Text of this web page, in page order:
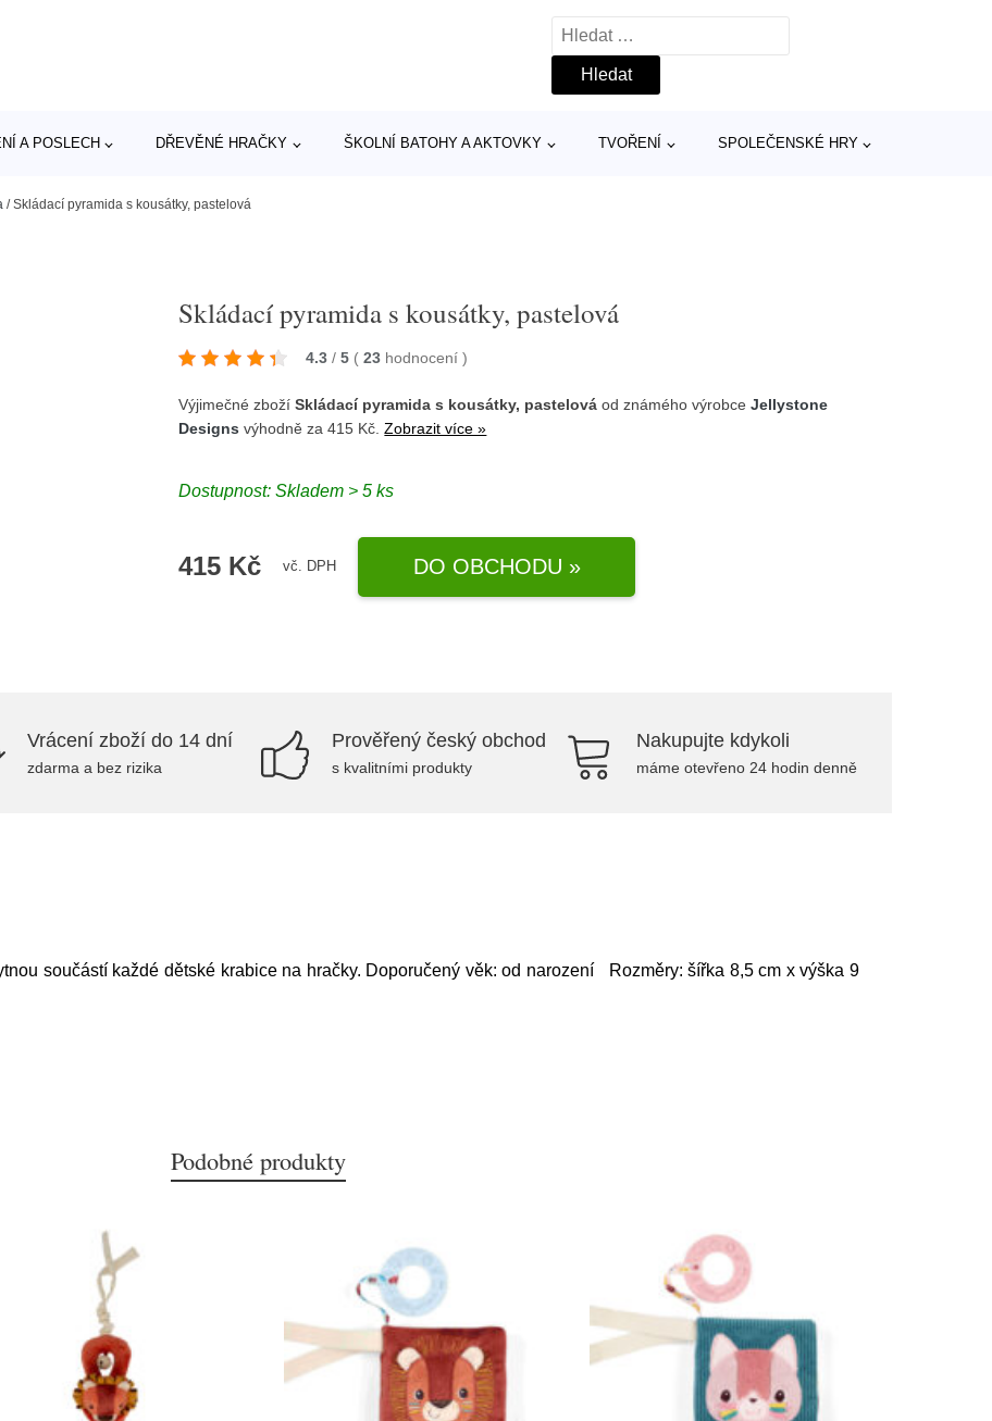
Vyhledávání
A POSLECH DŘEVĚNÉ HRAČKY ŠKOLNÍ BATOHY A AKTOVKY TVOŘENÍ SPOLEČENSKÉ HRY
/Skládací pyramida s kousátky, pastelová
Skládací pyramida s kousátky, pastelová
4.3 / 5 ( 23 hodnocení)
Výjimečné zbožíSkládací pyramida s kousátky, pastelová od známého výrobceJellystone
Designs výhodně za 415 Kč.Zobrazit více »
Dostupnost: Skladem > 5 ks
415 Kč vč. DPH DO OBCHODU »
Vrácení zboží do 14 dní
zdarma a bez rizika
Prověřený český obchod
s kvalitními produkty
Nakupujte kdykoli
máme otevřeno 24 hodin denně
součástí každé dětské krabice na hračky. Doporučený věk: od narození Rozměry: šířka 8,5 cm x výška 9
Podobné produkty